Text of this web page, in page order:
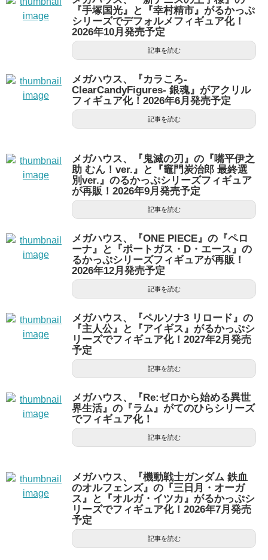
『手塚国光』と『幸村精市』がるかっぷ
シリーズでデフォルメフィギュア化！
2026年10月発売予定
記事を読む
メガハウス、『カラころ-
ClearCandyFigures- 銀魂』がアクリル
フィギュア化！2026年6月発売予定
記事を読む
メガハウス、『鬼滅の刃』の『嘴平伊之
助 むん！ver.』と『竈門炭治郎 最終選
別ver.』のるかっぷシリーズフィギュア
が再販！2026年9月発売予定
記事を読む
メガハウス、『ONE PIECE』の『ペロ
ーナ』と『ポートガス・D・エース』の
るかっぷシリーズフィギュアが再販！
2026年12月発売予定
記事を読む
メガハウス、『ペルソナ3 リロード』の
『主人公』と『アイギス』がるかっぷシ
リーズでフィギュア化！2027年2月発売
予定
記事を読む
メガハウス、『Re:ゼロから始める異世
界生活』の『ラム』がてのひらシリーズ
でフィギュア化！
記事を読む
メガハウス、『機動戦士ガンダム 鉄血
のオルフェンズ』の『三日月・オーガ
ス』と『オルガ・イツカ』がるかっぷシ
リーズでフィギュア化！2026年7月発売
予定
記事を読む